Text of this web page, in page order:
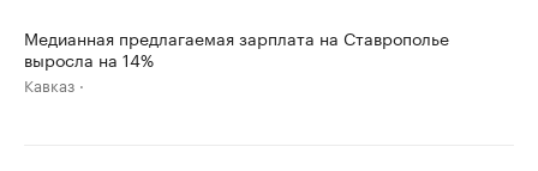
Медианная предлагаемая зарплата на Ставрополье
выросла на 14%
Кавказ